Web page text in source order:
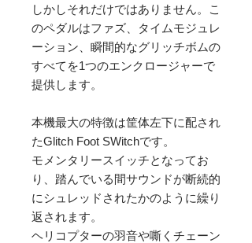
しかしそれだけではありません。こ
のペダルはファズ、タイムモジュレ
ーション、瞬間的なグリッチボムの
すべてを1つのエンクロージャーで
提供します。
本機最大の特徴は筐体左下に配され
たGlitch Foot SWitchです。
モメンタリースイッチとなってお
り、踏んでいる間サウンドが断続的
にシュレッドされたかのように繰り
返されます。
ヘリコプターの羽音や嘶くチェーン